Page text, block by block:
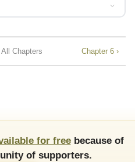
Chapters Chapter 6 ›
for freebecause of
of supporters.